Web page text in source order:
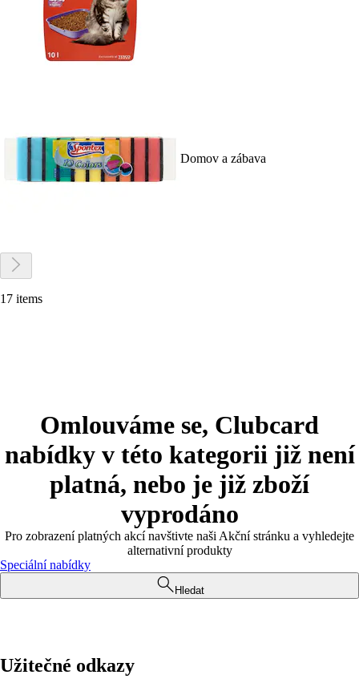
Domov a zábava
17 items
Omlouváme se, Clubcard
nabídky v této kategorii již není
platná, nebo je již zboží
vyprodáno
Pro zobrazení platných akcí navštivte naši Akční stránku a vyhledejte
alternativní produkty
Speciální nabídky
Hledat
Užitečné odkazy